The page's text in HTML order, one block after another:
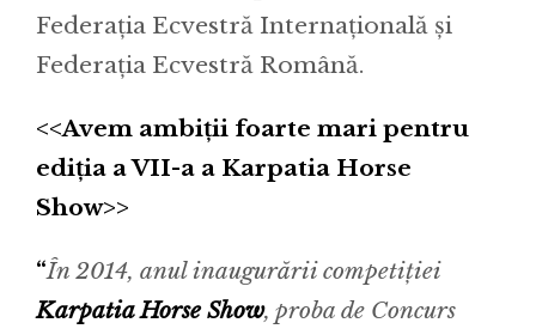
Federația Ecvestră Internațională și
Federația Ecvestră Română.
<<Avem ambiții foarte mari pentru
ediția a VII-a a Karpatia Horse
Show>>
“În 2014, anul inaugurării competiției
Karpatia Horse Show, proba de Concurs